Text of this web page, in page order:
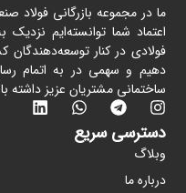
ما در مجموعه بازرگانی
اعتماد شما توانسته‌ایم
فولادی در کنار توسعه‌دهندگان
دهیم و سهمی در به اتمام
ساختمانی مشتریان عزیز داشته
دسترسی سریع
وبلاگ
درباره ما